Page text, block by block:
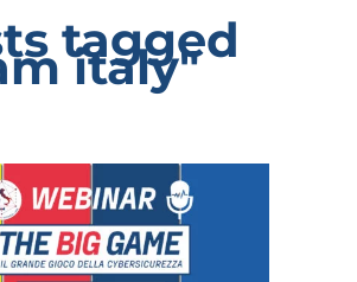
tagged
italy"